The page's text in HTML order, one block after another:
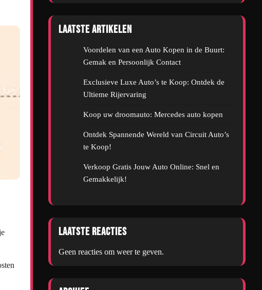
Laatste artikelen
Voordelen van een Auto Kopen in de Buurt:
Gemak en Persoonlijk Contact
Exclusieve Luxe Auto’s te Koop: Ontdek de
Ultieme Rijervaring
Koop uw droomauto: Mercedes auto kopen
Ontdek Spannende Wereld van Circuit Auto’s
te Koop!
Verkoop Gratis Jouw Auto Online: Snel en
Gemakkelijk!
Laatste reacties
Geen reacties om weer te geven.